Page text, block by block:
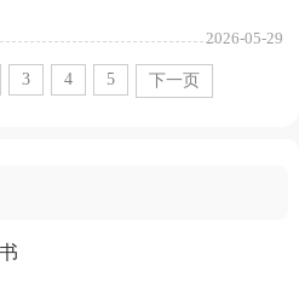
2026-05-29
3 4 5
下一页